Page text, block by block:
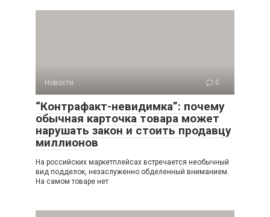
Новости 0
“Контрафакт-невидимка”: почему
обычная карточка товара может
нарушать закон и стоить продавцу
миллионов
На российских маркетплейсах встречается необычный
вид подделок, незаслуженно обделенный вниманием.
На самом товаре нет